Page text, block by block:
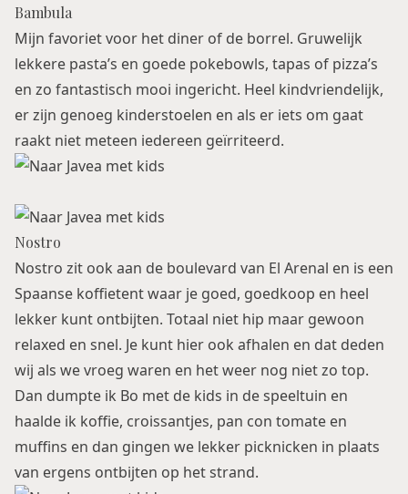
Bambula
Mijn favoriet voor het diner of de borrel. Gruwelijk
lekkere pasta’s en goede pokebowls, tapas of pizza’s
en zo fantastisch mooi ingericht. Heel kindvriendelijk,
er zijn genoeg kinderstoelen en als er iets om gaat
raakt niet meteen iedereen geïrriteerd.
Nostro
Nostro zit ook aan de boulevard van El Arenal en is een
Spaanse koffietent waar je goed, goedkoop en heel
lekker kunt ontbijten. Totaal niet hip maar gewoon
relaxed en snel. Je kunt hier ook afhalen en dat deden
wij als we vroeg waren en het weer nog niet zo top.
Dan dumpte ik Bo met de kids in de speeltuin en
haalde ik koffie, croissantjes, pan con tomate en
muffins en dan gingen we lekker picknicken in plaats
van ergens ontbijten op het strand.